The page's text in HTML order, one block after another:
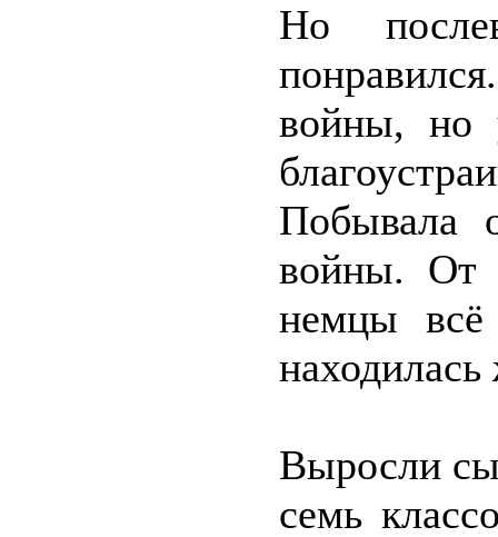
Но
войны, но
Побывала
войны. От
немцы всё
Выросли
семь